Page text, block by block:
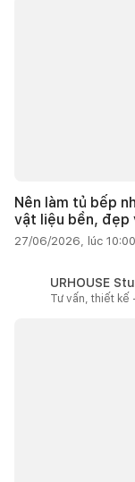
Nên làm tủ bếp
vật liệu bền, đẹp
27/06/2026, lúc 10:00
URHOUSE
Tư vấn, thiết kế